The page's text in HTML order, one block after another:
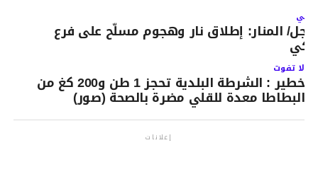
المنار: إطلاق نار وهجوم مسلّح على فرع
لا تفوت
خطير : الشرطة البلدية تحجز 1 طن و200 كغ من
البطاطا معدة للقلي مضرة بالصحة (صور)
إعلانات